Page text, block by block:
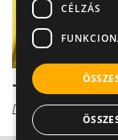
Dr. Pintér Zsolt
CÉLZÁS